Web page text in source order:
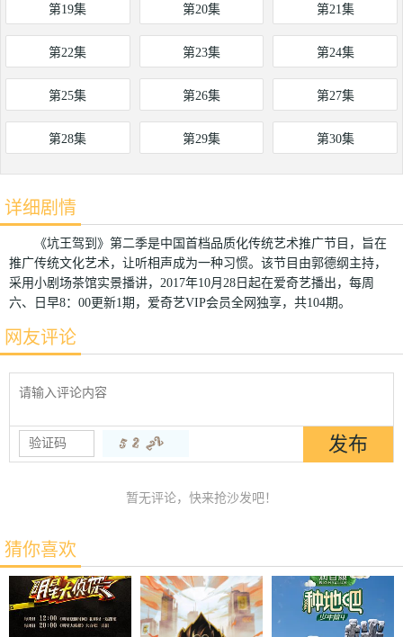
第19集 第20集 第21集
第22集 第23集 第24集
第25集 第26集 第27集
第28集 第29集 第30集
详细剧情
《坑王驾到》第二季是中国首档品质化传统艺术推广节目，旨在
推广传统文化艺术，让听相声成为一种习惯。该节目由郭德纲主持，
采用小剧场茶馆实景播讲，2017年10月28日起在爱奇艺播出，每周
六、日早8：00更新1期，爱奇艺VIP会员全网独享，共104期。
网友评论
暂无评论，快来抢沙发吧！
猜你喜欢